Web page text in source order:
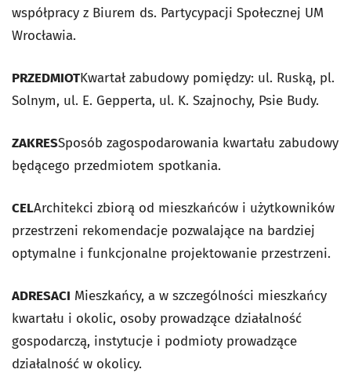
współpracy z Biurem ds. Partycypacji Społecznej UM
Wrocławia.
PRZEDMIOTKwartał zabudowy pomiędzy: ul. Ruską, pl.
Solnym, ul. E. Gepperta, ul. K. Szajnochy, Psie Budy.
ZAKRESSposób zagospodarowania kwartału zabudowy
będącego przedmiotem spotkania.
CELArchitekci zbiorą od mieszkańców i użytkowników
przestrzeni rekomendacje pozwalające na bardziej
optymalne i funkcjonalne projektowanie przestrzeni.
ADRESACI Mieszkańcy, a w szczególności mieszkańcy
kwartału i okolic, osoby prowadzące działalność
gospodarczą, instytucje i podmioty prowadzące
działalność w okolicy.